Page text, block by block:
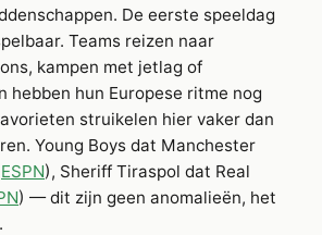
De eerste speeldag
Teams reizen naar
kampen met jetlag of
hebben hun Europese ritme nog
struikelen hier vaker dan
Young Boys dat Manchester
ESPN), Sheriff Tiraspol dat Real
) — dit zijn geen anomalieën, het